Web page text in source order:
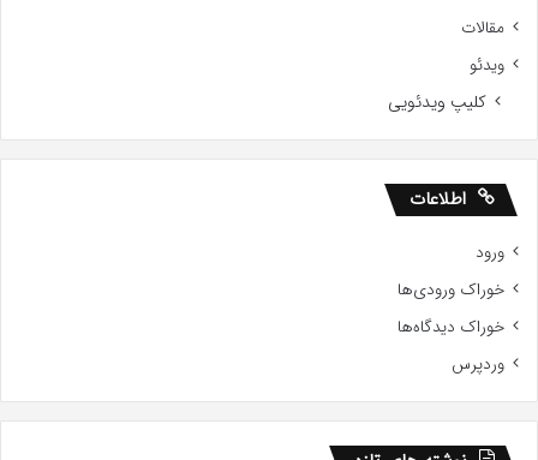
مقالات
ویدئو
کلیپ ویدئویی
اطلاعات
ورود
خوراک ورودی‌ها
خوراک دیدگاه‌ها
وردپرس